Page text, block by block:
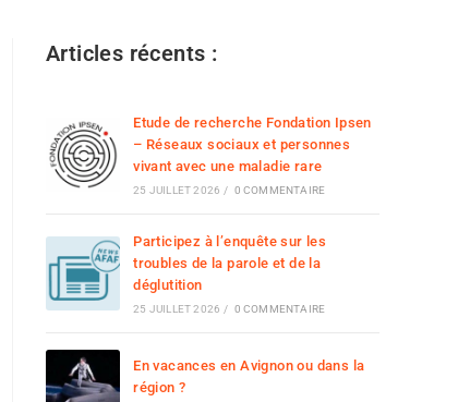
Articles récents :
Etude de recherche Fondation Ipsen
– Réseaux sociaux et personnes
vivant avec une maladie rare
25 JUILLET 2026 / 0 COMMENTAIRE
Participez à l’enquête sur les
troubles de la parole et de la
déglutition
25 JUILLET 2026 / 0 COMMENTAIRE
En vacances en Avignon ou dans la
région ?